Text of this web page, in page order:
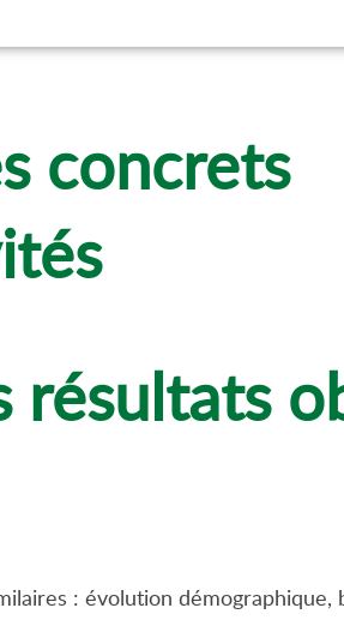
concrets
résultats
: évolution démographique,